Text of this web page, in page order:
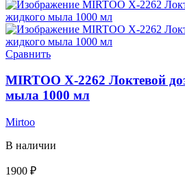
Сравнить
MIRTOO X-2262 Локтевой
мыла 1000 мл
Mirtoo
В наличии
1900 ₽